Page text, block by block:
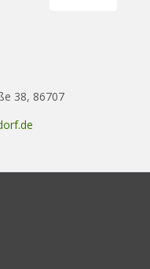
38, 86707